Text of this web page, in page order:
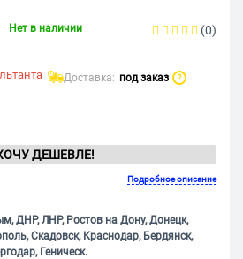
Нет в наличии (0)
Доставка: под заказ ?
ДЕШЕВЛЕ!
Подробное описание
ДНР, ЛНР, Ростов на Дону, Донецк,
Скадовск, Краснодар, Бердянск,
Геническ.